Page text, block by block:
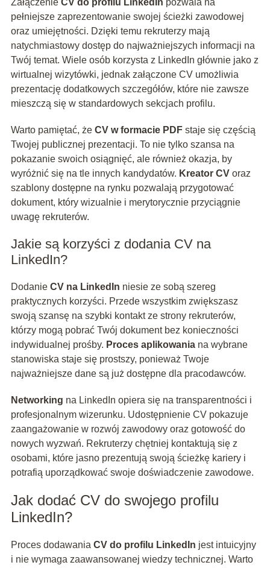
Załączenie CV do profilu LinkedIn pozwala na
pełniejsze zaprezentowanie swojej ścieżki zawodowej
oraz umiejętności. Dzięki temu rekruterzy mają
natychmiastowy dostęp do najważniejszych informacji na
Twój temat. Wiele osób korzysta z LinkedIn głównie jako z
wirtualnej wizytówki, jednak załączone CV umożliwia
prezentację dodatkowych szczegółów, które nie zawsze
mieszczą się w standardowych sekcjach profilu.
Warto pamiętać, że CV w formacie PDFstaje się częścią
Twojej publicznej prezentacji. To nie tylko szansa na
pokazanie swoich osiągnięć, ale również okazja, by
wyróżnić się na tle innych kandydatów. Kreator CVoraz
szablony dostępne na rynku pozwalają przygotować
dokument, który wizualnie i merytorycznie przyciągnie
uwagę rekruterów.
Jakie są korzyści z dodania CV na
LinkedIn?
Dodanie CV na LinkedIn niesie ze sobą szereg
praktycznych korzyści. Przede wszystkim zwiększasz
swoją szansę na szybki kontakt ze strony rekruterów,
którzy mogą pobrać Twój dokument bez konieczności
indywidualnej prośby. Proces aplikowaniana wybrane
stanowiska staje się prostszy, ponieważ Twoje
najważniejsze dane są już dostępne dla pracodawców.
Networking na LinkedIn opiera się na transparentności i
profesjonalnym wizerunku. Udostępnienie CV pokazuje
zaangażowanie w rozwój zawodowy oraz gotowość do
nowych wyzwań. Rekruterzy chętniej kontaktują się z
osobami, które jasno prezentują swoją ścieżkę kariery i
potrafią uporządkować swoje doświadczenie zawodowe.
Jak dodać CV do swojego profilu
LinkedIn?
Proces dodawania CV do profilu LinkedIn jest intuicyjny
i nie wymaga zaawansowanej wiedzy technicznej. Warto